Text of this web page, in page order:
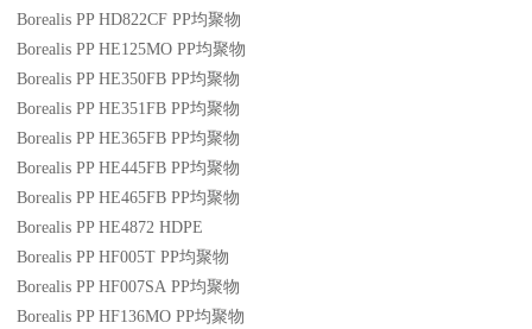
Borealis PP HD822CF PP均聚物
Borealis PP HE125MO PP均聚物
Borealis PP HE350FB PP均聚物
Borealis PP HE351FB PP均聚物
Borealis PP HE365FB PP均聚物
Borealis PP HE445FB PP均聚物
Borealis PP HE465FB PP均聚物
Borealis PP HE4872 HDPE
Borealis PP HF005T PP均聚物
Borealis PP HF007SA PP均聚物
Borealis PP HF136MO PP均聚物